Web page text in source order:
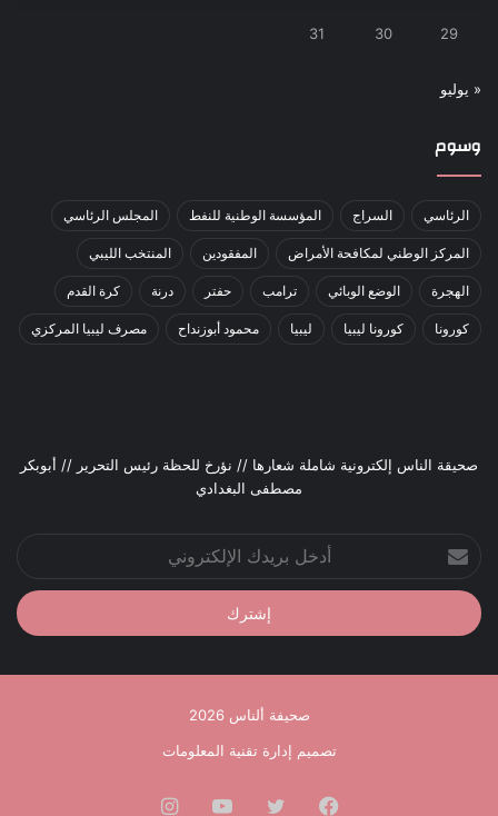
29
30
31
« يوليو
وسوم
الرئاسي السراج المؤسسة الوطنية للنفط المجلس الرئاسي
المركز الوطني لمكافحة الأمراض المفقودين المنتخب الليبي
الهجرة الوضع الوبائي ترامب حفتر درنة كرة القدم
كورونا كورونا ليبيا ليبيا محمود أبوزنداح مصرف ليبيا المركزي
صحيقة الناس إلكترونية شاملة شعارها // نؤرخ للحظة رئيس التحرير // أبوبكر
مصطفى البغدادي
أدخل
بريدك
الإلكتروني
صحيفة ألناس 2026
تصميم إدارة تقنية المعلومات
فيسبوك تويتر يوتيوب